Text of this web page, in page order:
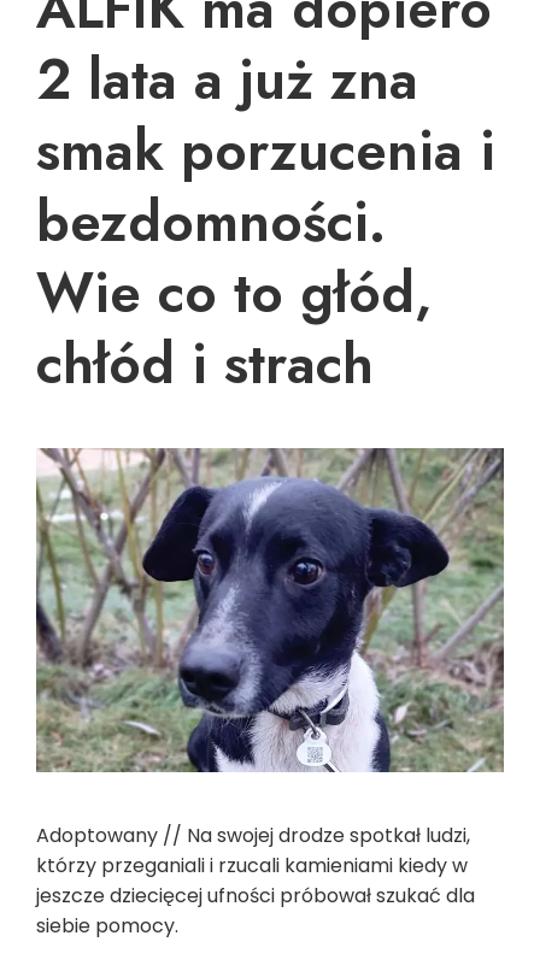
2 lata a już zna
smak porzucenia i
bezdomności.
Wie co to głód,
chłód i strach
Adoptowany // Na swojej drodze spotkał ludzi,
którzy przeganiali i rzucali kamieniami kiedy w
jeszcze dziecięcej ufności próbował szukać dla
siebie pomocy.